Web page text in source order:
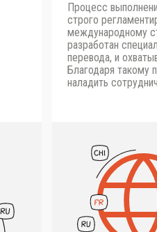
Процесс
строго
международному
разработан
перевода, и
Благодаря такому
наладить